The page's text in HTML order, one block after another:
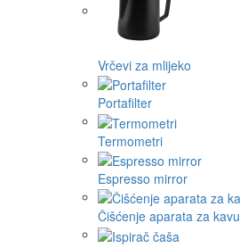
Vrčevi za mlijeko
Portafilter
Termometri
Espresso mirror
Čišćenje aparata za kavu